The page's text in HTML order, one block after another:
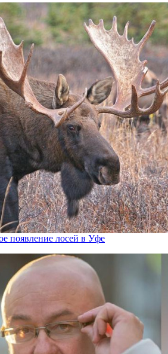
появление лосей в Уфе